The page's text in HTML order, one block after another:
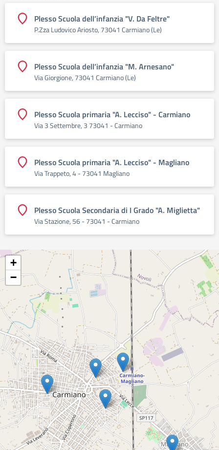
Plesso Scuola dell’infanzia "V. Da Feltre"
P.Zza Ludovico Ariosto, 73041 Carmiano (Le)
Plesso Scuola dell’infanzia "M. Arnesano"
Via Giorgione, 73041 Carmiano (Le)
Plesso Scuola primaria "A. Lecciso" - Carmiano
Via 3 Settembre, 3 73041 - Carmiano
Plesso Scuola primaria "A. Lecciso" - Magliano
Via Trappeto, 4 - 73041 Magliano
Plesso Scuola Secondaria di I Grado "A. Miglietta"
Via Stazione, 56 - 73041 - Carmiano
+
−